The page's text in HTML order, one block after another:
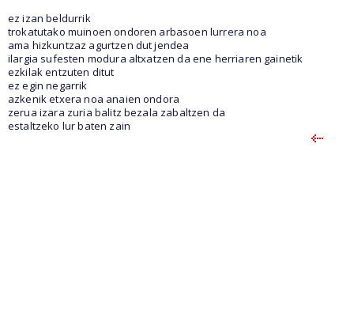
ez izan beldurrik
trokatutako muinoen ondoren arbasoen lurrera noa
ama hizkuntzaz agurtzen dut jendea
ilargia sufesten modura altxatzen da ene herriaren gainetik
ezkilak entzuten ditut
ez egin negarrik
azkenik etxera noa anaien ondora
zerua izara zuria balitz bezala zabaltzen da
estaltzeko lur baten zain